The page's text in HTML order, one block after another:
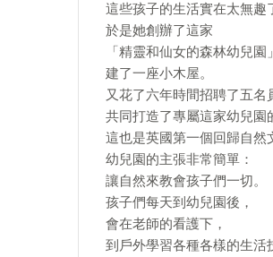
這些孩子的生活實在太無趣
於是她創辦了這家
「精靈和仙女的森林幼兒園
建了一座小木屋。
又花了六年時間招聘了五名
共同打造了專屬這家幼兒園
這也是英國第一個回歸自然
幼兒園的主張非常簡單：
讓自然來教會孩子們一切。
孩子們每天到幼兒園後，
會在老師的看護下，
到戶外學習各種各樣的生活